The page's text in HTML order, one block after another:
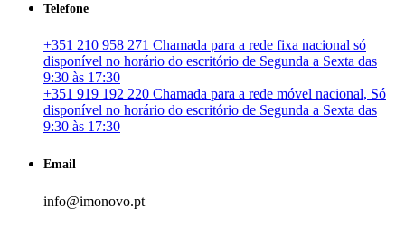
Telefone
+351 210 958 271 Chamada para a rede fixa nacional só
disponível no horário do escritório de Segunda a Sexta das
9:30 às 17:30
+351 919 192 220 Chamada para a rede móvel nacional, Só
disponível no horário do escritório de Segunda a Sexta das
9:30 às 17:30
Email
info@imonovo.pt